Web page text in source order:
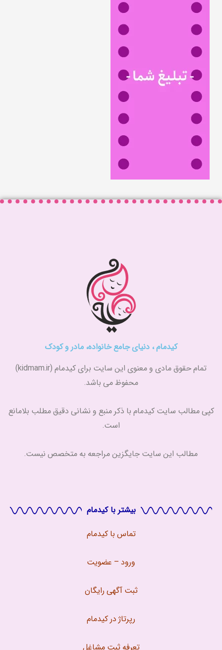
کیدمام ، دنیای جامع خانواده، مادر و کودک
تمام حقوق مادی و معنوی این سایت برای کیدمام (kidmam.ir)
محفوظ می باشد.
کپی مطالب سایت کیدمام با ذکر منبع و نشانی دقیق مطلب بلامانع
است.
مطالب این سایت جایگزین مراجعه به متخصص نیست.
بیشتر با کیدمام
تماس باکیدمام
ورود – عضویت
ثبت آگهی رایگان
رپرتاژ در کیدمام
تعرفه ثبت مشاغل